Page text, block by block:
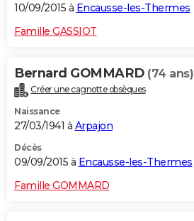
10/09/2015 à Encausse-les-Thermes
Famille GASSIOT
Bernard GOMMARD (74 ans)
Créer une cagnotte obsèques
Naissance
27/03/1941 à Arpajon
Décès
09/09/2015 à Encausse-les-Thermes
Famille GOMMARD